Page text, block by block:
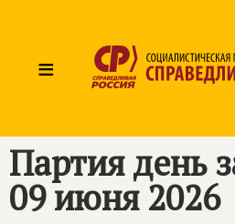
≡
Партия день
09 июня 2026